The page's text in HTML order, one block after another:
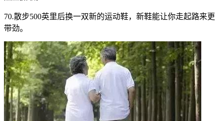
70.散步500英里后换一双新的运动鞋，新鞋能让你走起路来更
带劲。